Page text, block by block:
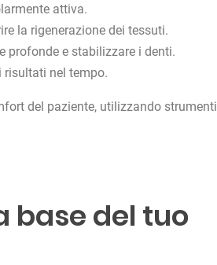
attiva.
la rigenerazione dei tessuti.
profonde e stabilizzare i denti.
risultati nel tempo.
del paziente, utilizzando strumenti
base del tuo